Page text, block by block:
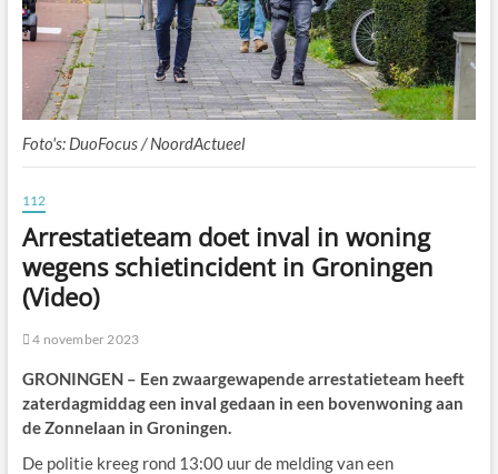
Foto's: DuoFocus / NoordActueel
112
Arrestatieteam doet inval in woning
wegens schietincident in Groningen
(Video)
4 november 2023
GRONINGEN – Een zwaargewapende arrestatieteam heeft
zaterdagmiddag een inval gedaan in een bovenwoning aan
de Zonnelaan in Groningen.
De politie kreeg rond 13:00 uur de melding van een